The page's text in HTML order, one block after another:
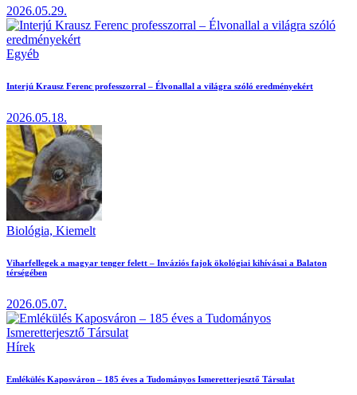
2026.05.29.
Egyéb
Interjú Krausz Ferenc professzorral – Élvonallal a világra szóló eredményekért
2026.05.18.
Biológia, Kiemelt
Viharfellegek a magyar tenger felett – Inváziós fajok ökológiai kihívásai a Balaton
térségében
2026.05.07.
Hírek
Emlékülés Kaposváron – 185 éves a Tudományos Ismeretterjesztő Társulat